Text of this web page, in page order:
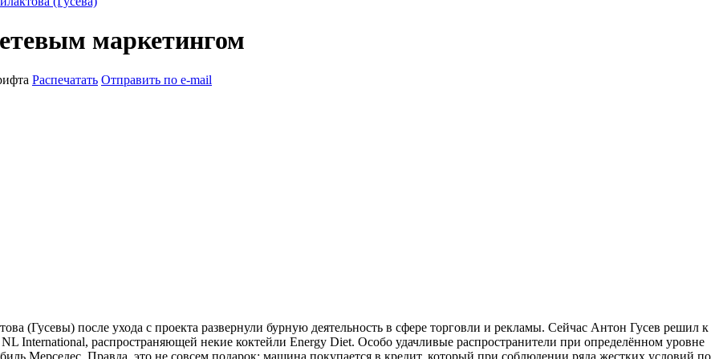
маркетингом
Распечатать Отправить по e-mail
(Гусевы) после ухода с проекта развернули бурную деятельность в сфере торговли и рекламы. Сейчас Антон Гусев решил к
International, распространяющей некие коктейли Energy Diet. Особо удачливые распространители при определённом уровне
Мерседес. Правда, это не совсем подарок: машина покупается в кредит, который при соблюдении ряда жестких условий по